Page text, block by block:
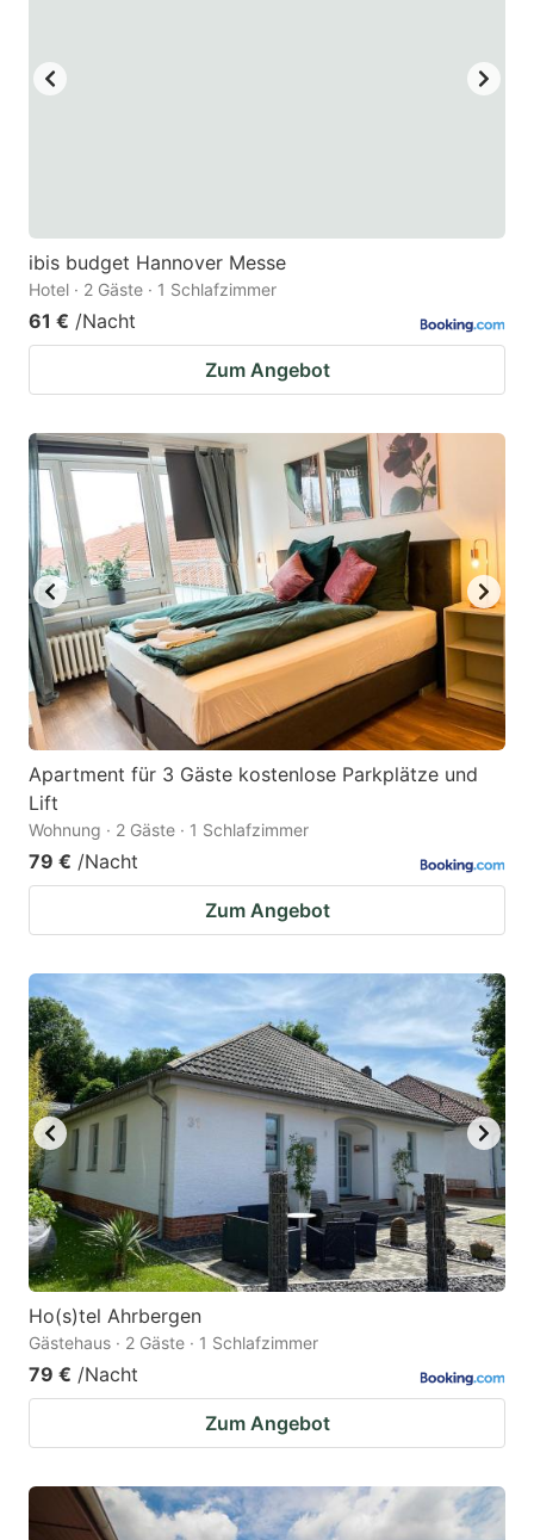
ibis budget Hannover Messe
Hotel · 2 Gäste · 1 Schlafzimmer
61 € /Nacht
Zum Angebot
Apartment für 3 Gäste kostenlose Parkplätze und
Lift
Wohnung · 2 Gäste · 1 Schlafzimmer
79 € /Nacht
Zum Angebot
Ho(s)tel Ahrbergen
Gästehaus · 2 Gäste · 1 Schlafzimmer
79 € /Nacht
Zum Angebot